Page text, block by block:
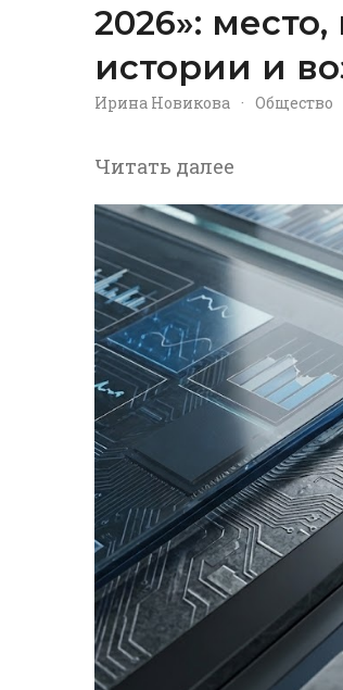
2026»:
истории и
Ирина Новикова · Общество
Читать далее